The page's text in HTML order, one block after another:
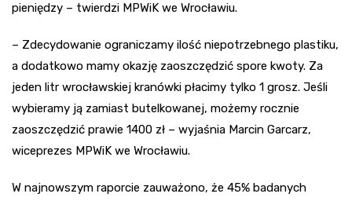
pieniędzy – twierdzi MPWiK we Wrocławiu.
– Zdecydowanie ograniczamy ilość niepotrzebnego plastiku,
a dodatkowo mamy okazję zaoszczędzić spore kwoty. Za
jeden litr wrocławskiej kranówki płacimy tylko 1 grosz. Jeśli
wybieramy ją zamiast butelkowanej, możemy rocznie
zaoszczędzić prawie 1400 zł – wyjaśnia Marcin Garcarz,
wiceprezes MPWiK we Wrocławiu.
W najnowszym raporcie zauważono, że 45% badanych